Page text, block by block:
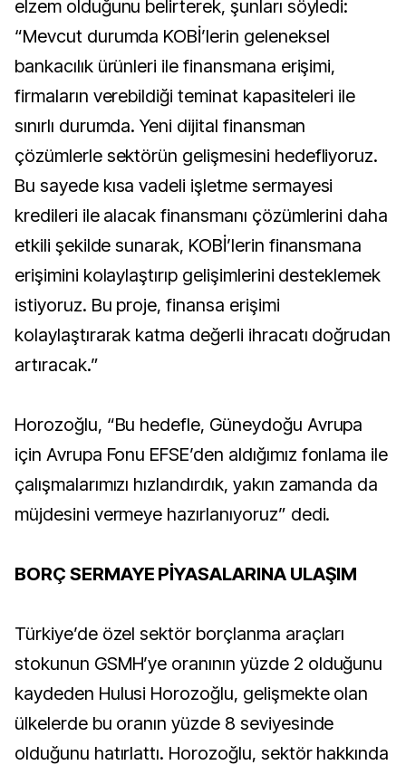
elzem olduğunu belirterek, şunları söyledi:
“Mevcut durumda KOBİ’lerin geleneksel
bankacılık ürünleri ile finansmana erişimi,
firmaların verebildiği teminat kapasiteleri ile
sınırlı durumda. Yeni dijital finansman
çözümlerle sektörün gelişmesini hedefliyoruz.
Bu sayede kısa vadeli işletme sermayesi
kredileri ile alacak finansmanı çözümlerini daha
etkili şekilde sunarak, KOBİ’lerin finansmana
erişimini kolaylaştırıp gelişimlerini desteklemek
istiyoruz. Bu proje, finansa erişimi
kolaylaştırarak katma değerli ihracatı doğrudan
artıracak.”
Horozoğlu, “Bu hedefle, Güneydoğu Avrupa
için Avrupa Fonu EFSE’den aldığımız fonlama ile
çalışmalarımızı hızlandırdık, yakın zamanda da
müjdesini vermeye hazırlanıyoruz” dedi.
BORÇ SERMAYE PİYASALARINA ULAŞIM
Türkiye’de özel sektör borçlanma araçları
stokunun GSMH’ye oranının yüzde 2 olduğunu
kaydeden Hulusi Horozoğlu, gelişmekte olan
ülkelerde bu oranın yüzde 8 seviyesinde
olduğunu hatırlattı. Horozoğlu, sektör hakkında